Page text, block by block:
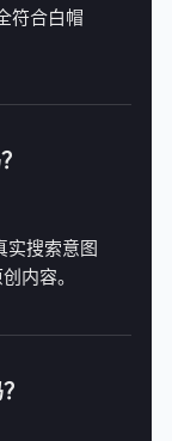
符合白帽
实搜索意图
内容。